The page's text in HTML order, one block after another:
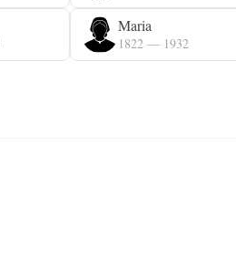
Maria
1822 — 1932